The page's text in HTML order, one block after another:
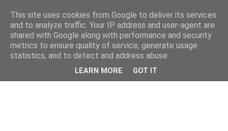
This site uses cookies from Google to deliver its services
and to analyze traffic. Your IP address and user-agent are
shared with Google along with performance and security
metrics to ensure quality of service, generate usage
statistics, and to detect and address abuse.
LEARN MORE GOT IT